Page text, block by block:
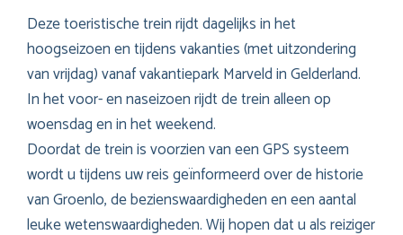
Deze toeristische trein rijdt dagelijks in het
hoogseizoen en tijdens vakanties (met uitzondering
van vrijdag) vanaf vakantiepark Marveld in Gelderland.
In het voor- en naseizoen rijdt de trein alleen op
woensdag en in het weekend.
Doordat de trein is voorzien van een GPS systeem
wordt u tijdens uw reis geïnformeerd over de historie
van Groenlo, de bezienswaardigheden en een aantal
leuke wetenswaardigheden. Wij hopen dat u als reiziger